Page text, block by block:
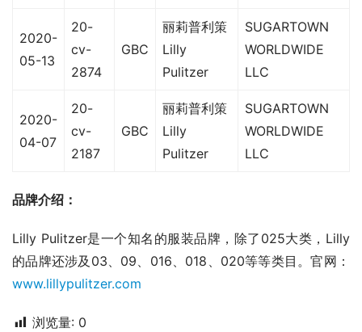
2020-
05-13
20-
cv-
2874
GBC
丽莉普利策
Lilly
Pulitzer
SUGARTOWN
WORLDWIDE
LLC
2020-
04-07
20-
cv-
2187
GBC
丽莉普利策
Lilly
Pulitzer
SUGARTOWN
WORLDWIDE
LLC
品牌介绍：
Lilly Pulitzer是一个知名的服装品牌，除了025大类，Lilly
的品牌还涉及03、09、016、018、020等等类目。官网：
www.lillypulitzer.com
浏览量: 0